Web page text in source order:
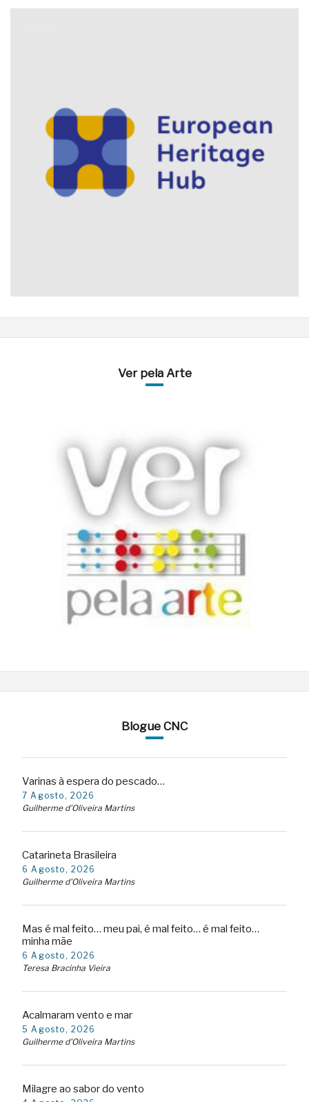
Ver pela Arte
Blogue CNC
Varinas à espera do pescado…
7 Agosto, 2026
Guilherme d'Oliveira Martins
Catarineta Brasileira
6 Agosto, 2026
Guilherme d'Oliveira Martins
Mas é mal feito… meu pai, é mal feito… é mal feito…
minha mãe
6 Agosto, 2026
Teresa Bracinha Vieira
Acalmaram vento e mar
5 Agosto, 2026
Guilherme d'Oliveira Martins
Milagre ao sabor do vento